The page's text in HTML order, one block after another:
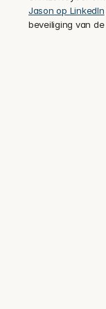
Jason op LinkedIn
beveiliging van